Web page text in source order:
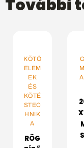
További
VÁLASSZ
OPCIÓT
KÖTŐ
ELEM
EK
ÉS
KÖTÉ
STEC
HNIK
A
RÖG